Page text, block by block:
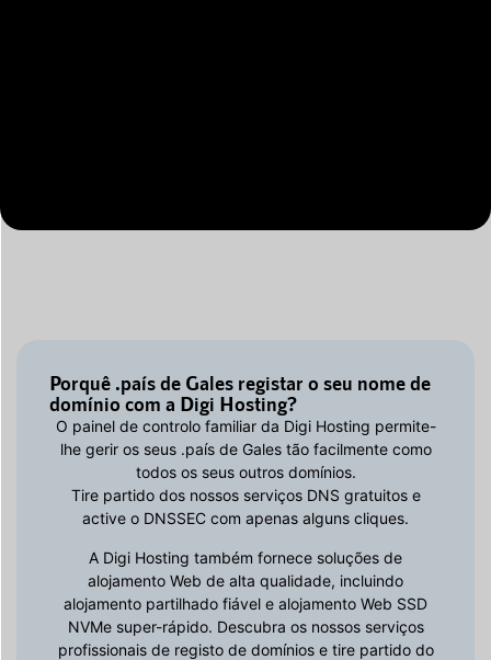
Porquê .país de Gales registar o seu nome de
domínio com a Digi Hosting?
O painel de controlo familiar da Digi Hosting permite-
lhe gerir os seus .país de Gales tão facilmente como
todos os seus outros domínios.
Tire partido dos nossos serviços DNS gratuitos e
active o DNSSEC com apenas alguns cliques.
A Digi Hosting também fornece soluções de
alojamento Web de alta qualidade, incluindo
alojamento partilhado fiável e alojamento Web SSD
NVMe super-rápido. Descubra os nossos serviços
profissionais de registo de domínios e tire partido do